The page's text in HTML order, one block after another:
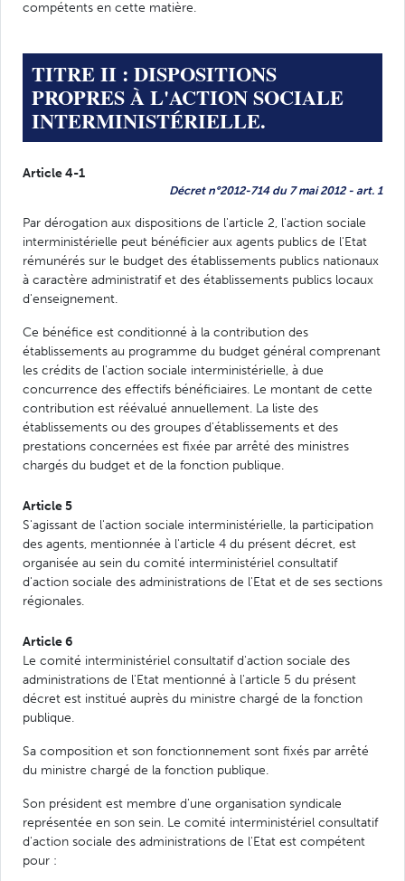
compétents en cette matière.
TITRE II : DISPOSITIONS
PROPRES À L'ACTION SOCIALE
INTERMINISTÉRIELLE.
Article 4-1
Décret n°2012-714 du 7 mai 2012 - art. 1
Par dérogation aux dispositions de l'article 2, l'action sociale
interministérielle peut bénéficier aux agents publics de l'Etat
rémunérés sur le budget des établissements publics nationaux
à caractère administratif et des établissements publics locaux
d'enseignement.
Ce bénéfice est conditionné à la contribution des
établissements au programme du budget général comprenant
les crédits de l'action sociale interministérielle, à due
concurrence des effectifs bénéficiaires. Le montant de cette
contribution est réévalué annuellement. La liste des
établissements ou des groupes d'établissements et des
prestations concernées est fixée par arrêté des ministres
chargés du budget et de la fonction publique.
Article 5
S'agissant de l'action sociale interministérielle, la participation
des agents, mentionnée à l'article 4 du présent décret, est
organisée au sein du comité interministériel consultatif
d'action sociale des administrations de l'Etat et de ses sections
régionales.
Article 6
Le comité interministériel consultatif d'action sociale des
administrations de l'Etat mentionné à l'article 5 du présent
décret est institué auprès du ministre chargé de la fonction
publique.
Sa composition et son fonctionnement sont fixés par arrêté
du ministre chargé de la fonction publique.
Son président est membre d'une organisation syndicale
représentée en son sein. Le comité interministériel consultatif
d'action sociale des administrations de l'Etat est compétent
pour :